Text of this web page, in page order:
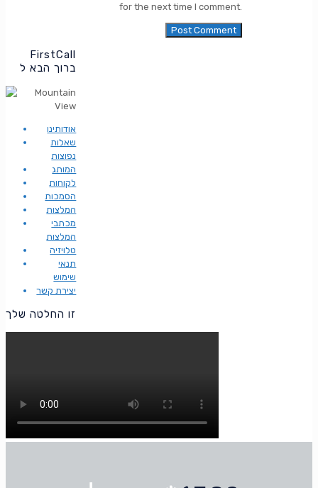
for the next time I comment.
FirstCall
ברוך הבא ל
אודותינו
שאלות
נפוצות
המותג
לקוחות
הסמכות
המלצות
מכתבי
המלצות
טלויזיה
תנאי
שימוש
יצירת קשר
זו החלטה שלך